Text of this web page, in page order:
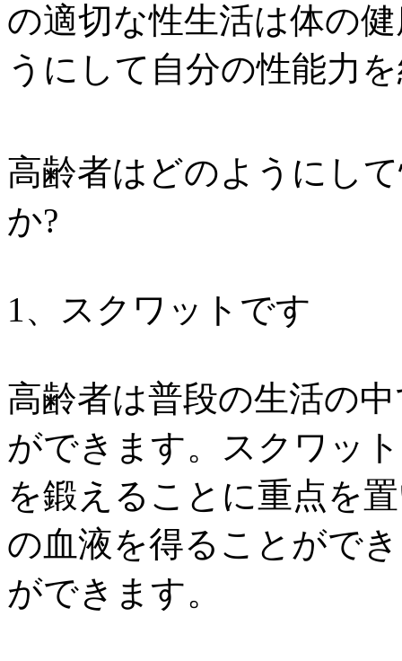
の適切な性生活は体の
うにして自分の性能力
高齢者はどのようにし
か?
1、スクワットです
高齢者は普段の生活の
ができます。スクワッ
を鍛えることに重点を
の血液を得ることがで
ができます。